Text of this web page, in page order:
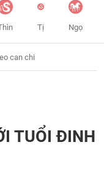
Tị Ngọ
can chi
TUỔI ĐINH